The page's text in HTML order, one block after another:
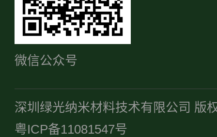
微信公众号
深圳绿光纳米材料技术有限公司 版
粤ICP备11081547号